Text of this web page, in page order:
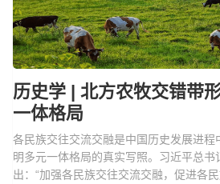
历史学 | 北方农牧交错带
一体格局
各民族交往交流交融是中国历史发展进
明多元一体格局的真实写照。习近平总
出：“加强各民族交往交流交融，促进各